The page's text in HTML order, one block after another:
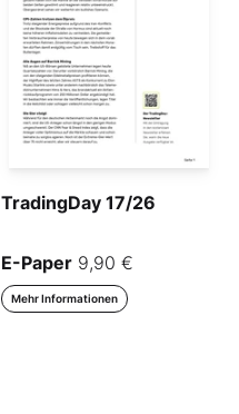
TradingDay 17/26
E-Paper 9,90 €
Mehr Informationen